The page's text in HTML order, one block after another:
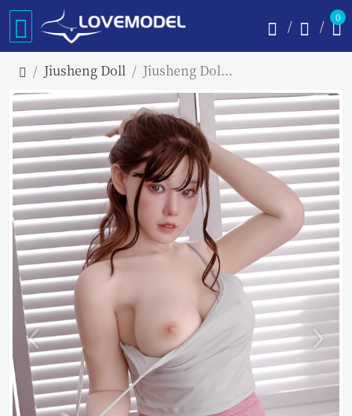
0
Jiusheng Doll Jiusheng Doll 158cm Dカップ Yukiko 専業主婦フルシリコン製ラブドール 掲載画像は髪の毛の植毛仕様あり